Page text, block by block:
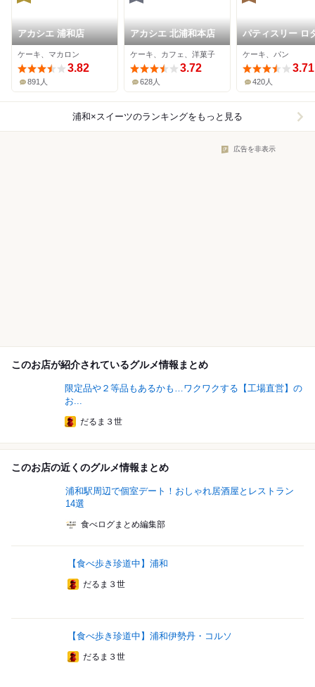
アカシエ 浦和店
ケーキ、マカロン
3.82
891人
アカシエ 北浦和本店
ケーキ、カフェ、洋菓子
3.72
628人
パティスリー ロ
ティック
ケーキ、パン
3.71
420人
浦和×スイーツのランキングをもっと見る
広告を非表示
このお店が紹介されているグルメ情報まとめ
限定品や２等品もあるかも…ワクワクする【工場直営】の
お...
だるま３世
このお店の近くのグルメ情報まとめ
浦和駅周辺で個室デート！おしゃれ居酒屋とレストラン
14選
食べログまとめ編集部
【食べ歩き珍道中】浦和
だるま３世
【食べ歩き珍道中】浦和伊勢丹・コルソ
だるま３世